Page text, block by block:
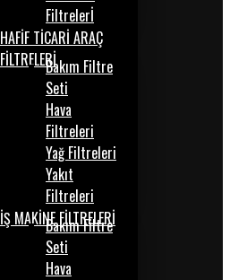
Filtrelerİ
HAFİF TİCARİ ARAÇ
FİLTRELERİBakım Filtre
Seti
Hava
Filtreleri
Yağ Filtreleri
Yakıt
Filtreleri
İŞ MAKİNE FİLTRELERİ
Bakım Filtre
Seti
Hava